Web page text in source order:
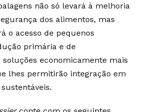
não só levará à melhoria
dos alimentos, mas
o acesso de pequenos
primária e de
economicamente mais
lhes permitirão integração em